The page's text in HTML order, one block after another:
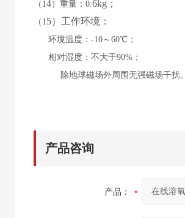
（ 14）重量： 0.6kg；
（ 15）工作环境：
环境温度： -10～60℃；
相对湿度：不大于90%；
除地球磁场外周围无强磁场干扰。
产品咨询
产品：